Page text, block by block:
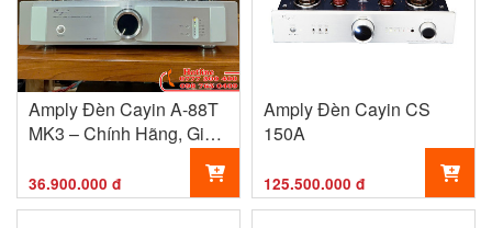
Amply Đèn Cayin A-88T
MK3 – Chính Hãng, Giá
36.900.000 đ
Amply Đèn Cayin CS
150A
125.500.000 đ